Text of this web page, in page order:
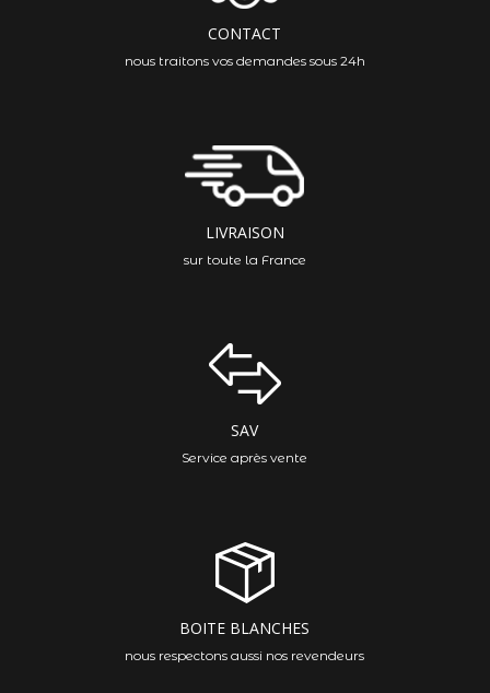
CONTACT
nous traitons vos demandes sous 24h
LIVRAISON
sur toute la France
SAV
Service après vente
BOITE BLANCHES
nous respectons aussi nos revendeurs